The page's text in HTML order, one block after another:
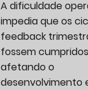
A dificuldade
impedia que os
feedback
fossem
afetando o
desenvolvimento